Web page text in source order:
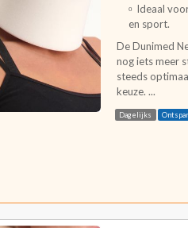
Dagelijks
Ideaal
en sport.
De Dunimed
nog iets meer
steeds
keuze. ...